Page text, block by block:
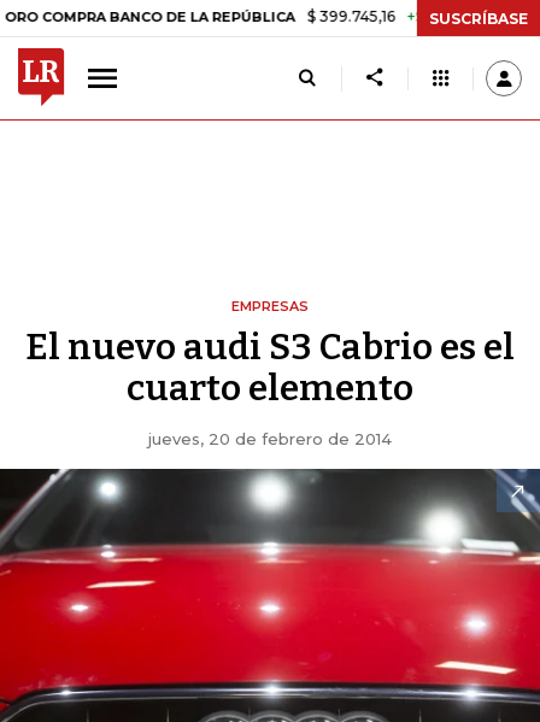
BANCO DE LA REPÚBLICA $ 399.745,16 +$ 2.295,71 +0,58%
SUSCRÍBASE
EMPRESAS
El nuevo audi S3 Cabrio es el
cuarto elemento
jueves, 20 de febrero de 2014